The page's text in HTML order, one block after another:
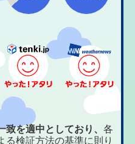
致を適中としており、各
る検証方法の基準に則り